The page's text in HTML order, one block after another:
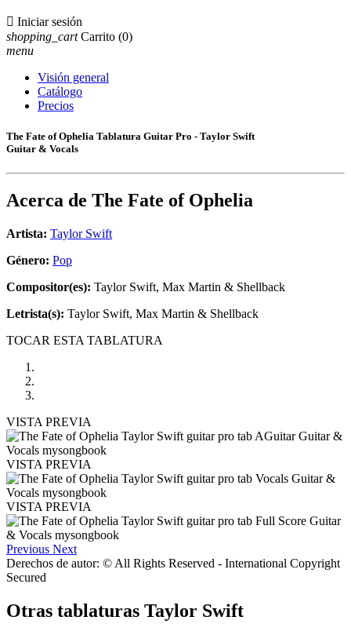
 Iniciar sesión
shopping_cart Carrito (0)
menu
Visión general
Catálogo
Precios
The Fate of Ophelia Tablatura Guitar Pro - Taylor Swift
Guitar & Vocals
Acerca de The Fate of Ophelia
Artista: Taylor Swift
Género: Pop
Compositor(es): Taylor Swift, Max Martin & Shellback
Letrista(s): Taylor Swift, Max Martin & Shellback
TOCAR ESTA TABLATURA
VISTA PREVIA
VISTA PREVIA
VISTA PREVIA
Previous Next
Derechos de autor: © All Rights Reserved - International Copyright
Secured
Otras tablaturas Taylor Swift